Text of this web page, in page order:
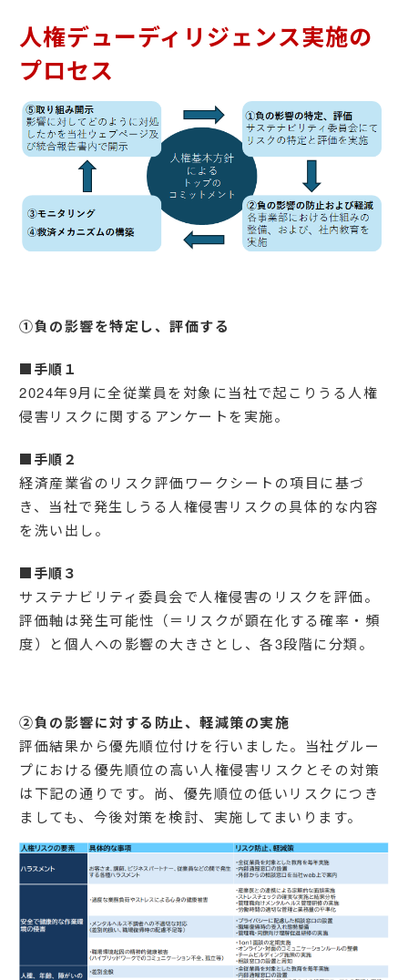
人権デューディリジェンス実施の
プロセス
①負の影響を特定し、評価する
■手順１
2024年9月に全従業員を対象に当社で起こりうる人権
侵害リスクに関するアンケートを実施。
■手順２
経済産業省のリスク評価ワークシートの項目に基づ
き、当社で発生しうる人権侵害リスクの具体的な内容
を洗い出し。
■手順３
サステナビリティ委員会で人権侵害のリスクを評価。
評価軸は発生可能性（＝リスクが顕在化する確率・頻
度）と個人への影響の大きさとし、各3段階に分類。
②負の影響に対する防止、軽減策の実施
評価結果から優先順位付けを行いました。当社グルー
プにおける優先順位の高い人権侵害リスクとその対策
は下記の通りです。尚、優先順位の低いリスクにつき
ましても、今後対策を検討、実施してまいります。